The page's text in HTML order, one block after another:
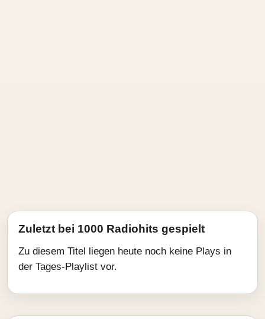
Zuletzt bei 1000 Radiohits gespielt
Zu diesem Titel liegen heute noch keine Plays in
der Tages-Playlist vor.